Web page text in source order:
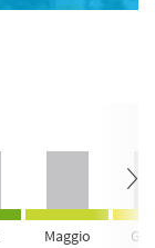
Maggio